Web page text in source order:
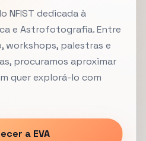
NFIST dedicada à
e Astrofotografia. Entre
workshops, palestras e
procuramos aproximar
quer explorá-lo com
a EVA